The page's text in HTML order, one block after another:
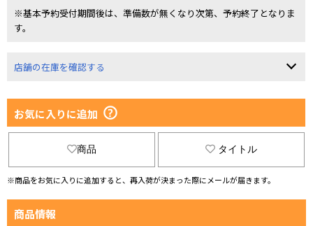
※基本予約受付期間後は、準備数が無くなり次第、予約終了となりま
す。
店舗の在庫を確認する
お気に入りに追加
商品 タイトル
※商品をお気に入りに追加すると、再入荷が決まった際にメールが届きます。
商品情報